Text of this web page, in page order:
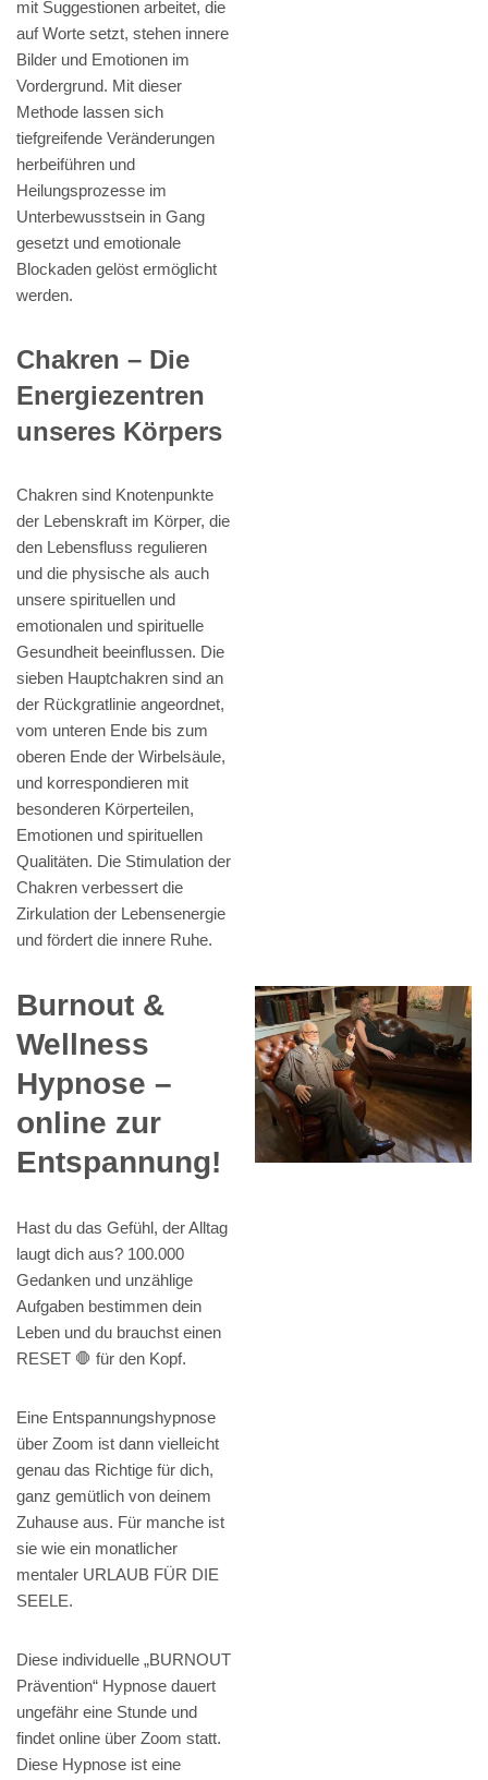
mit Suggestionen arbeitet, die
auf Worte setzt, stehen innere
Bilder und Emotionen im
Vordergrund. Mit dieser
Methode lassen sich
tiefgreifende Veränderungen
herbeiführen und
Heilungsprozesse im
Unterbewusstsein in Gang
gesetzt und emotionale
Blockaden gelöst ermöglicht
werden.
Chakren – Die
Energiezentren
unseres Körpers
Chakren sind Knotenpunkte
der Lebenskraft im Körper, die
den Lebensfluss regulieren
und die physische als auch
unsere spirituellen und
emotionalen und spirituelle
Gesundheit beeinflussen. Die
sieben Hauptchakren sind an
der Rückgratlinie angeordnet,
vom unteren Ende bis zum
oberen Ende der Wirbelsäule,
und korrespondieren mit
besonderen Körperteilen,
Emotionen und spirituellen
Qualitäten. Die Stimulation der
Chakren verbessert die
Zirkulation der Lebensenergie
und fördert die innere Ruhe.
Burnout &
Wellness
Hypnose –
online zur
Entspannung!
Hast du das Gefühl, der Alltag
laugt dich aus? 100.000
Gedanken und unzählige
Aufgaben bestimmen dein
Leben und du brauchst einen
RESET 🛑 für den Kopf.
Eine Entspannungshypnose
über Zoom ist dann vielleicht
genau das Richtige für dich,
ganz gemütlich von deinem
Zuhause aus. Für manche ist
sie wie ein monatlicher
mentaler URLAUB FÜR DIE
SEELE.
Diese individuelle „BURNOUT
Prävention“ Hypnose dauert
ungefähr eine Stunde und
findet online über Zoom statt.
Diese Hypnose ist eine